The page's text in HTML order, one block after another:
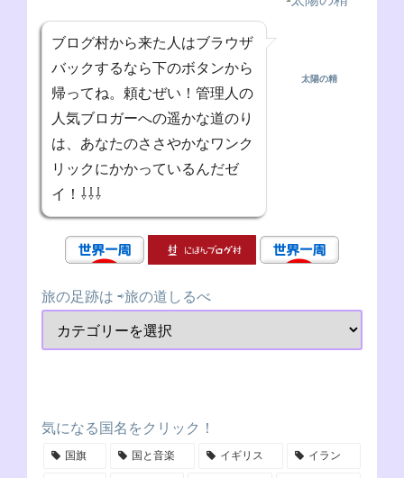
ブログ村から来た人はブラウザ
バックするなら下のボタンから
帰ってね。頼むぜい！管理人の
人気ブロガーへの遥かな道のり
は、あなたのささやかなワンク
リックにかかっているんだゼ
イ！⇩⇩⇩
太陽の精
旅の足跡は ⇨旅の道しるべ
気になる国名をクリック！
国旗 国と音楽 イギリス イラン